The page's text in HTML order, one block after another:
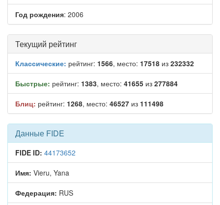
Год рождения: 2006
Текущий рейтинг
Классические: рейтинг: 1566, место: 17518 из 232332
Быстрые: рейтинг: 1383, место: 41655 из 277884
Блиц: рейтинг: 1268, место: 46527 из 111498
Данные FIDE
FIDE ID: 44173652
Имя: Vieru, Yana
Федерация: RUS